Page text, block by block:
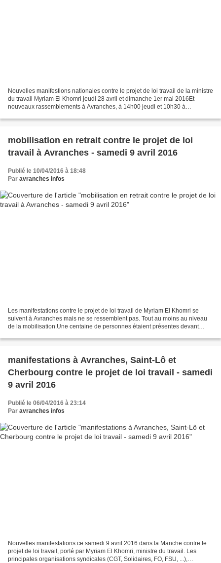
Nouvelles manifestions nationales contre le projet de loi travail de la ministre
du travail Myriam El Khomri jeudi 28 avril et dimanche 1er mai 2016Et
nouveaux rassemblements à Avranches, à 14h00 jeudi et 10h30 à
mobilisation en retrait contre le projet de loi
travail à Avranches - samedi 9 avril 2016
Publié le 10/04/2016 à 18:48
Par avranches infos
Les manifestations contre le projet de loi travail de Myriam El Khomri se
suivent à Avranches mais ne se ressemblent pas. Tout au moins au niveau
de la mobilisation.Une centaine de personnes étaient présentes devant
manifestations à Avranches, Saint-Lô et
Cherbourg contre le projet de loi travail - samedi
9 avril 2016
Publié le 06/04/2016 à 23:14
Par avranches infos
Nouvelles manifestations ce samedi 9 avril 2016 dans la Manche contre le
projet de loi travail, porté par Myriam El Khomri, ministre du travail. Les
principales organisations syndicales (CGT, Solidaires, FO, FSU, ...),